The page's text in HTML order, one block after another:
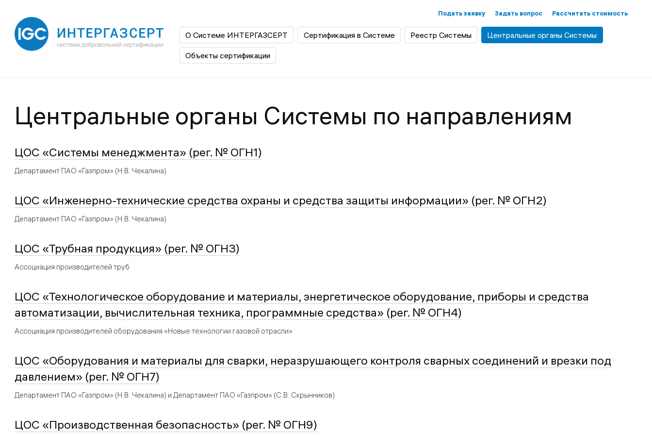
Подать заявку Задать вопрос Рассчитать стоимость
О Системе ИНТЕРГАЗСЕРТ Сертификация в Системе Реестр Системы Центральные органы Системы
Объекты сертификации
Центральные органы Cистемы по направлениям
ЦОС «Системы менеджмента» (рег. № ОГН1)
Департамент ПАО «Газпром» (Н.В. Чекалина)
ЦОС «Инженерно-технические средства охраны и средства защиты информации» (рег. № ОГН2)
Департамент ПАО «Газпром» (Н.В. Чекалина)
ЦОС «Трубная продукция» (рег. № ОГН3)
Ассоциация производителей труб
ЦОС «Технологическое оборудование и материалы, энергетическое оборудование, приборы и средства
автоматизации, вычислительная техника, программные средства» (рег. № ОГН4)
Ассоциация производителей оборудования «Новые технологии газовой отрасли»
ЦОС «Оборудования и материалы для сварки, неразрушающего контроля сварных соединений и врезки под
давлением» (рег. № ОГН7)
Департамент ПАО «Газпром» (Н.В. Чекалина) и Департамент ПАО «Газпром» (С.В. Скрынников)
ЦОС «Производственная безопасность» (рег. № ОГН9)